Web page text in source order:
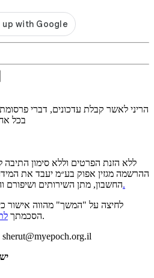
הריני לאשר קבלת עדכונים, דברי
בכל
ללא הזנת הפרטים וללא סימון
ההרשמה מגזין אפוק בע״מ יעבד את
החשבון, מתן השירותים ושיפורםלמדיניות הפרטיות.
לחיצה על "המשך" מהווה אישור
הסכמתך.
sherut@myepoch.org.il